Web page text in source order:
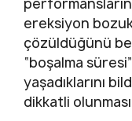
ereksiyon
çözüldüğünü
“boşalma
yaşadıklarını
dikkatli